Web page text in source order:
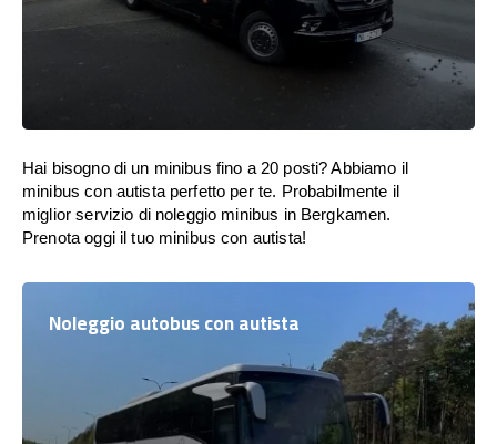
Hai bisogno di un minibus fino a 20 posti? Abbiamo il
minibus con autista perfetto per te. Probabilmente il
miglior servizio di noleggio minibus in Bergkamen.
Prenota oggi il tuo minibus con autista!
Noleggio autobus con autista